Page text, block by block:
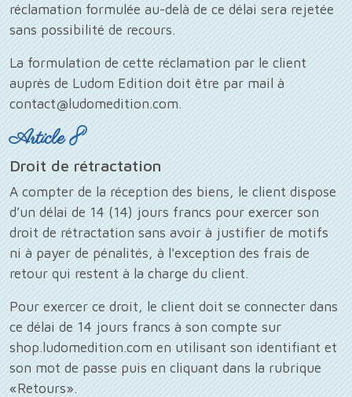
réclamation formulée au-delà de ce délai sera rejetée
sans possibilité de recours.
La formulation de cette réclamation par le client
auprès de Ludom Edition doit être par mail à
contact@ludomedition.com.
Article 8
Droit de rétractation
A compter de la réception des biens, le client dispose
d’un délai de 14 (14) jours francs pour exercer son
droit de rétractation sans avoir à justifier de motifs
ni à payer de pénalités, à l'exception des frais de
retour qui restent à la charge du client.
Pour exercer ce droit, le client doit se connecter dans
ce délai de 14 jours francs à son compte sur
shop.ludomedition.com en utilisant son identifiant et
son mot de passe puis en cliquant dans la rubrique
«Retours».